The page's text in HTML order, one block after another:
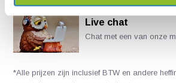
Live chat
Chat met een van onze
*Alle prijzen zijn inclusief BTW en andere